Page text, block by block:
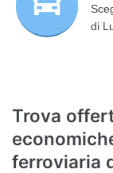
di
Trova
ferroviaria